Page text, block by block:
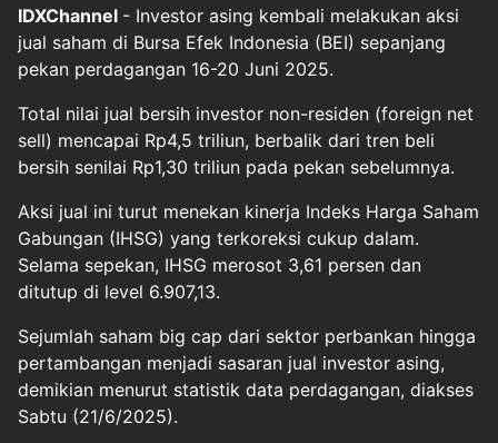
IDXChannel - Investor asing kembali melakukan aksi
jual saham di Bursa Efek Indonesia (BEI) sepanjang
pekan perdagangan 16-20 Juni 2025.
Total nilai jual bersih investor non-residen (foreign net
sell) mencapai Rp4,5 triliun, berbalik dari tren beli
bersih senilai Rp1,30 triliun pada pekan sebelumnya.
Aksi jual ini turut menekan kinerja Indeks Harga Saham
Gabungan (IHSG) yang terkoreksi cukup dalam.
Selama sepekan, IHSG merosot 3,61 persen dan
ditutup di level 6.907,13.
Sejumlah saham big cap dari sektor perbankan hingga
pertambangan menjadi sasaran jual investor asing,
demikian menurut statistik data perdagangan, diakses
Sabtu (21/6/2025).